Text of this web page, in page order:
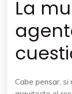
La
Cabe pensar, si